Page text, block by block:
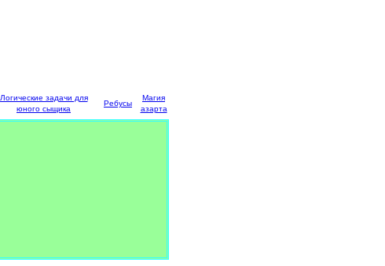
Логические задачи для
юного сыщика
Ребусы
Магия
азарта